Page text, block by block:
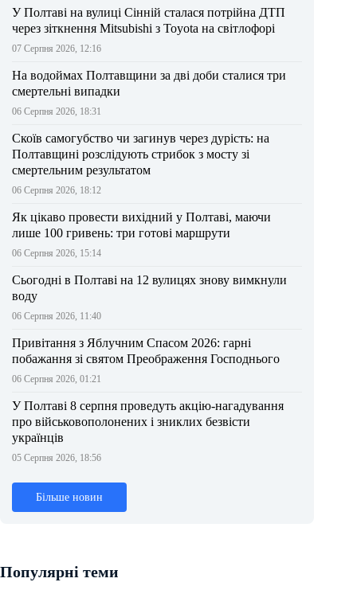
У Полтаві на вулиці Сінній сталася потрійна ДТП
через зіткнення Mitsubishi з Toyota на світлофорі
07 Серпня 2026, 12:16
На водоймах Полтавщини за дві доби сталися три
смертельні випадки
06 Серпня 2026, 18:31
Скоїв самогубство чи загинув через дурість: на
Полтавщині розслідують стрибок з мосту зі
смертельним результатом
06 Серпня 2026, 18:12
Як цікаво провести вихідний у Полтаві, маючи
лише 100 гривень: три готові маршрути
06 Серпня 2026, 15:14
Сьогодні в Полтаві на 12 вулицях знову вимкнули
воду
06 Серпня 2026, 11:40
Привітання з Яблучним Спасом 2026: гарні
побажання зі святом Преображення Господнього
06 Серпня 2026, 01:21
У Полтаві 8 серпня проведуть акцію-нагадування
про військовополонених і зниклих безвісти
українців
05 Серпня 2026, 18:56
Більше новин
Популярні теми